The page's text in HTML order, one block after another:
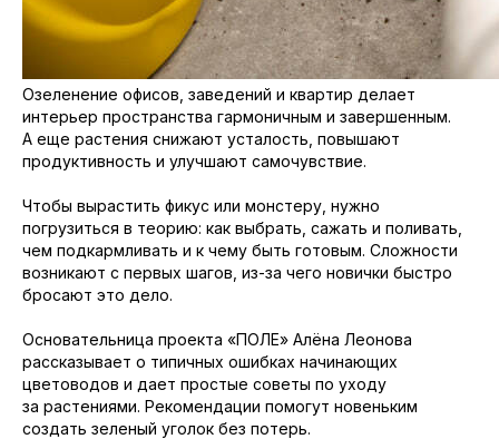
Озеленение офисов, заведений и квартир делает
интерьер пространства гармоничным и завершенным.
А еще растения снижают усталость, повышают
продуктивность и улучшают самочувствие.
Чтобы вырастить фикус или монстеру, нужно
погрузиться в теорию: как выбрать, сажать и поливать,
чем подкармливать и к чему быть готовым. Сложности
возникают с первых шагов, из-за чего новички быстро
бросают это дело.
Основательница проекта «ПОЛЕ» Алёна Леонова
рассказывает о типичных ошибках начинающих
цветоводов и дает простые советы по уходу
за растениями. Рекомендации помогут новеньким
создать зеленый уголок без потерь.